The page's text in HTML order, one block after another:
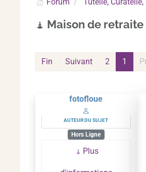
Maison de
1
2
Suivant
Fin
fotofloue
AUTEUR DU SUJET
Hors Ligne
Plus